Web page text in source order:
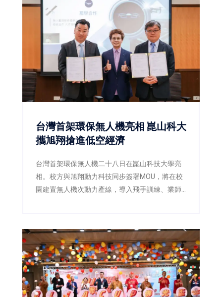
科技、實境體驗及跨屆共學，透過沉浸式互動設
計，引領新生正式展開EMBA學習旅程，也展現
成功大學管理學院持續創新管理教育、接軌AI時
代人才培育的新方向。
台灣首架環保無人機亮相 崑山科大
攜旭翔搶進低空經濟
台灣首架環保無人機二十八日在崑山科技大學亮
相。校方與旭翔動力科技同步簽署MOU，將在校
園建置無人機次動力產線，導入飛手訓練、業師